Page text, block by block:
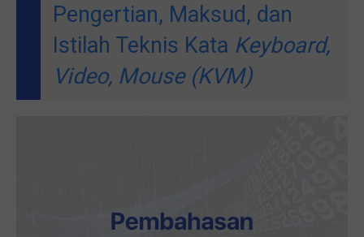
Pengertian, Maksud, dan
Istilah Teknis Kata Keyboard,
Video, Mouse (KVM)